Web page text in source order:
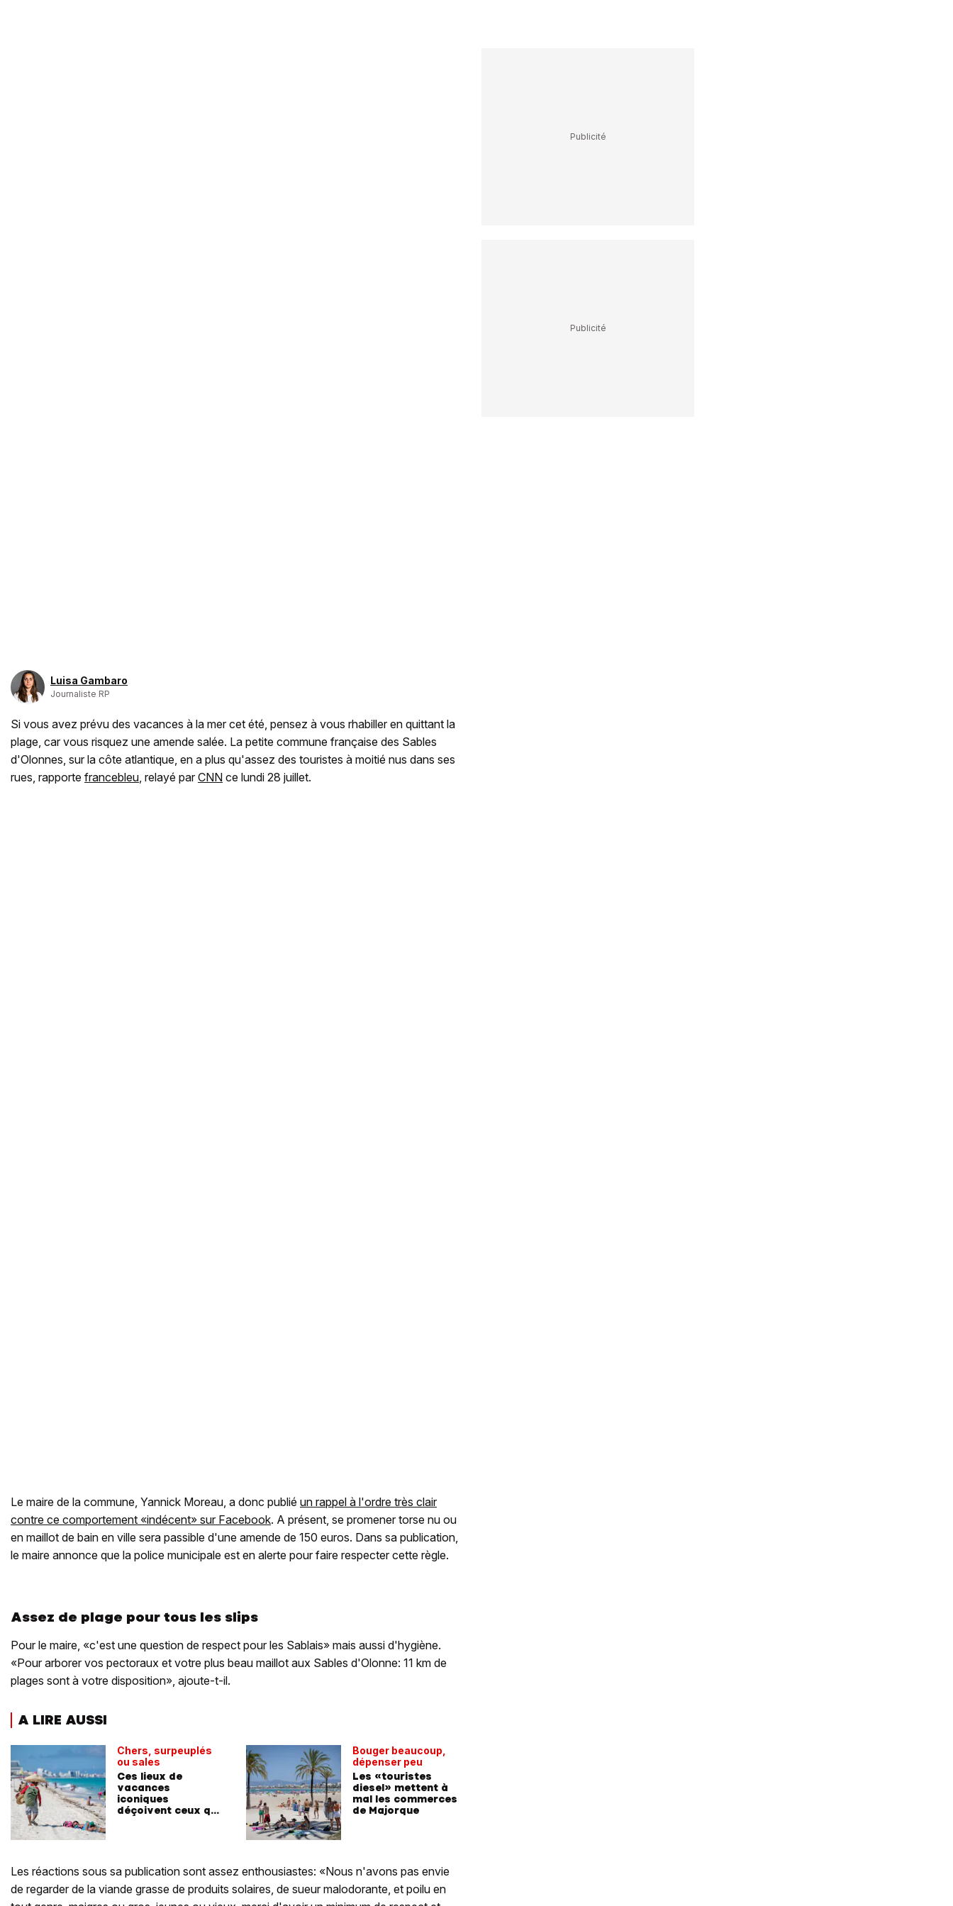
Luisa Gambaro
Journaliste RP
Si vous avez prévu des vacances à la mer cet été, pensez à vous rhabiller en quittant la
plage, car vous risquez une amende salée. La petite commune française des Sables
d'Olonnes, sur la côte atlantique, en a plus qu'assez des touristes à moitié nus dans ses
rues, rapporte francebleu , relayé par CNN ce lundi 28 juillet.
Le maire de la commune, Yannick Moreau, a donc publié un rappel à l'ordre très clair
contre ce comportement «indécent» sur Facebook. A présent, se promener torse nu ou
en maillot de bain en ville sera passible d'une amende de 150 euros. Dans sa publication,
le maire annonce que la police municipale est en alerte pour faire respecter cette règle.
Assez de plage pour tous les slips
Pour le maire, «c'est une question de respect pour les Sablais» mais aussi d'hygiène.
«Pour arborer vos pectoraux et votre plus beau maillot aux Sables d'Olonne: 11 km de
plages sont à votre disposition», ajoute-t-il.
A LIRE AUSSI
Chers, surpeuplés
ou sales
Ces lieux de
vacances
iconiques
déçoivent ceux qui
Bouger beaucoup,
dépenser peu
Les «touristes
diesel» mettent à
mal les commerces
de Majorque
Les réactions sous sa publication sont assez enthousiastes: «Nous n'avons pas envie
de regarder de la viande grasse de produits solaires, de sueur malodorante, et poilu en